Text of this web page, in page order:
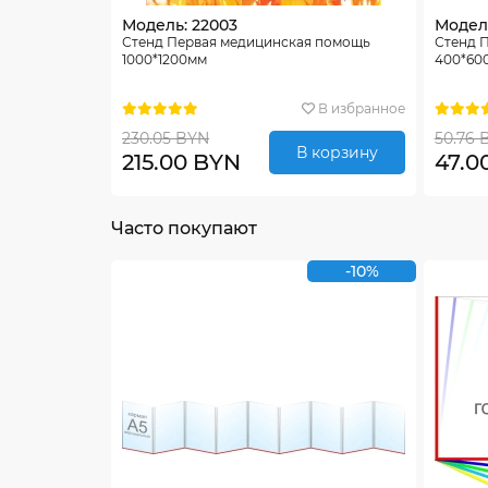
Модель: 22003
Стенд Первая медицинская помощь
1000*1200мм
В избранное
230.05 BYN
215.00 BYN В корзину
Стенд
50.76
Часто покупают
-10%